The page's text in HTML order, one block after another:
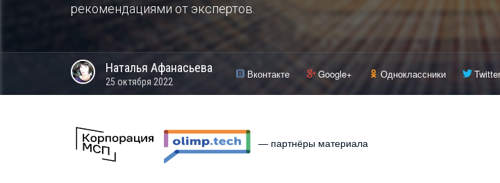
рекомендациями от экспертов.
Наталья Афанасьева
25 октября 2022
Вконтакте Google+ Одноклассники Twitter
— партнёры материала